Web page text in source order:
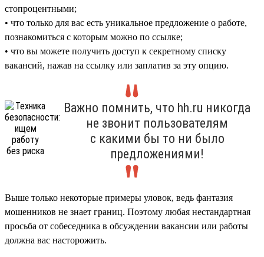
стопроцентными;
• что только для вас есть уникальное предложение о работе,
познакомиться с которым можно по ссылке;
• что вы можете получить доступ к секретному списку
вакансий, нажав на ссылку или заплатив за эту опцию.
Важно помнить, что hh.ru никогда
не звонит пользователям
с какими бы то ни было
предложениями!
Выше только некоторые примеры уловок, ведь фантазия
мошенников не знает границ. Поэтому любая нестандартная
просьба от собеседника в обсуждении вакансии или работы
должна вас насторожить.